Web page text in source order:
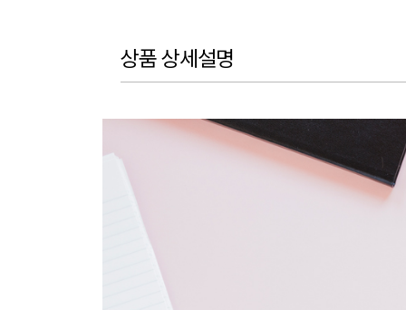
상품 상세설명